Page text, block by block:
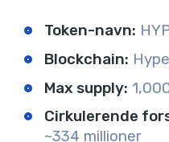
Token-navn:
Blockchain:
Max supply:
Cirkulerende
~334 millioner